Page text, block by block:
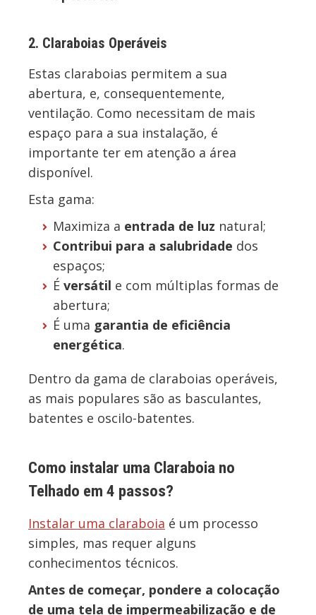
2. Claraboias Operáveis
Estas claraboias permitem a sua
abertura, e, consequentemente,
ventilação. Como necessitam de mais
espaço para a sua instalação, é
importante ter em atenção a área
disponível.
Esta gama:
Maximiza a entrada de luz natural;
Contribui para a salubridade dos
espaços;
É versátil e com múltiplas formas de
abertura;
É uma garantia de eficiência
energética.
Dentro da gama de claraboias operáveis,
as mais populares são as basculantes,
batentes e oscilo-batentes.
Como instalar uma Claraboia no
Telhado em 4 passos?
Instalar uma claraboia é um processo
simples, mas requer alguns
conhecimentos técnicos.
Antes de começar, pondere a colocação
de uma tela de impermeabilização e de